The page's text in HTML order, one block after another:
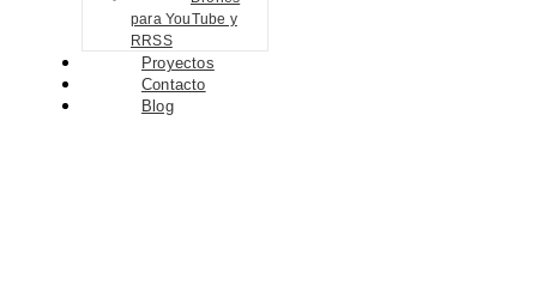
para YouTube y
RRSS
Proyectos
Contacto
Blog